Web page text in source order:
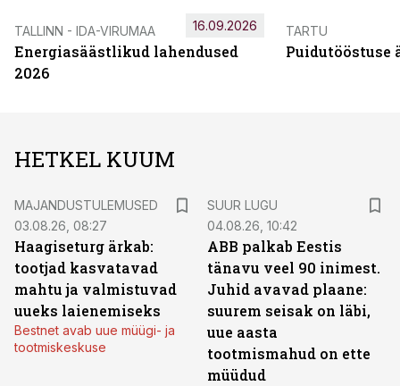
TALLINN - IDA-VIRUMAA
Energiasäästlikud lahendused
2026
16.09.2026 TARTU
Puidutööstuse
HETKEL KUUM
MAJANDUSTULEMUSED
03.08.26, 08:27
Haagiseturg ärkab:
tootjad kasvatavad
mahtu ja valmistuvad
uueks laienemiseks
Bestnet avab uue müügi- ja
tootmiskeskuse
SUUR LUGU
04.08.26, 10:42
ABB palkab Eestis
tänavu veel 90 inimest.
Juhid avavad plaane:
suurem seisak on läbi,
uue aasta
tootmismahud on ette
müüdud